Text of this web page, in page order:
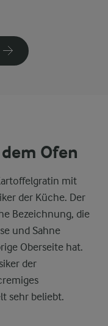
Ofen
mit
der Küche. Der
Bezeichnung, die
und Sahne
Oberseite hat.
der
sehr beliebt.